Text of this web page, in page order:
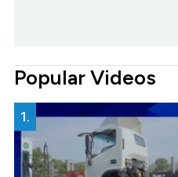
Popular Videos
1.